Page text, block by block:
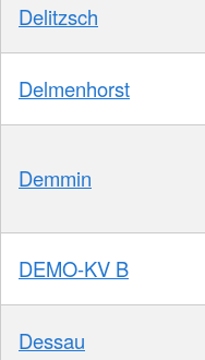
Delitzsch
Delmenhorst
Demmin
DEMO-KV B
Dessau